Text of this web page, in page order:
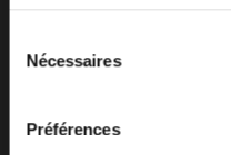
Nécessaires
Préférences
CMAR
CONSTRUCTION MECANIQUE
siret/tva : 33871443900027